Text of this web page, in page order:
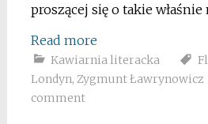
proszącej się o takie właśnie
Read more
Kawiarnia literacka
Londyn, Zygmunt Ławrynowicz
comment